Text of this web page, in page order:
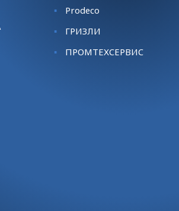
Prodeco
ГРИЗЛИ
ПРОМТЕХСЕРВИС